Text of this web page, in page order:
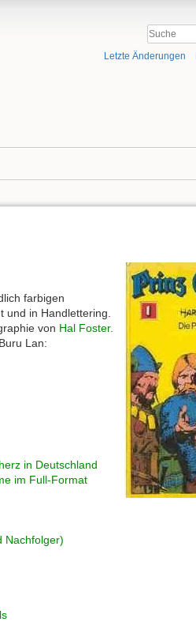
Letzte Änderungen
farbigen
und in Handlettering.
von Hal Foster.
Lan:
in Deutschland
im Full-Format
Nachfolger)